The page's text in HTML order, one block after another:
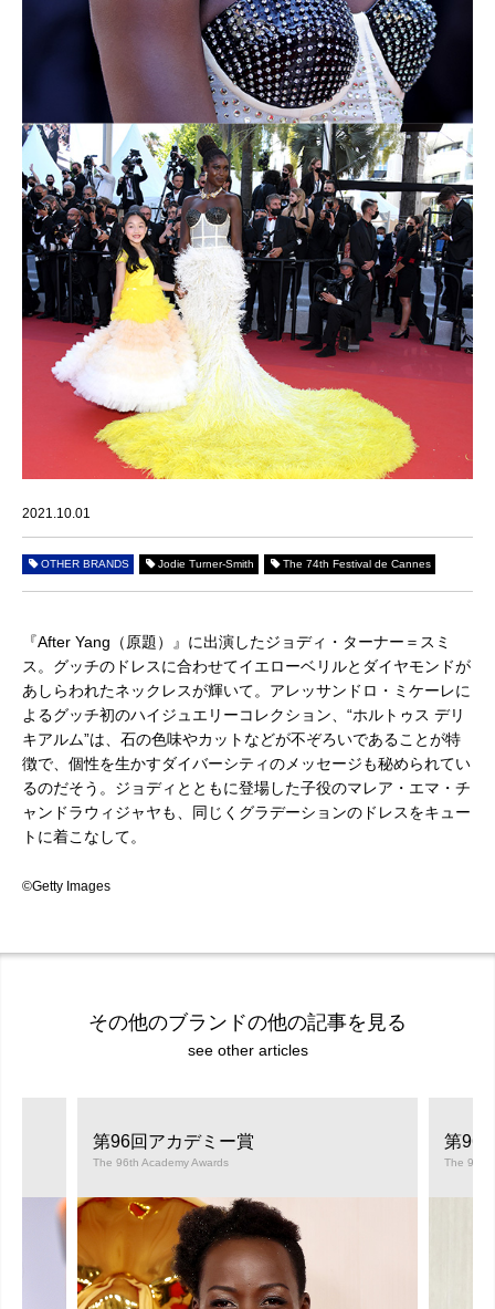
2021.10.01
OTHER BRANDS Jodie Turner-Smith The 74th Festival de Cannes
『After Yang（原題）』に出演したジョディ・ターナー＝スミ
ス。グッチのドレスに合わせてイエローベリルとダイヤモンドが
あしらわれたネックレスが輝いて。アレッサンドロ・ミケーレに
よるグッチ初のハイジュエリーコレクション、“ホルトゥス デリ
キアルム”は、石の色味やカットなどが不ぞろいであることが特
徴で、個性を生かすダイバーシティのメッセージも秘められてい
るのだそう。ジョディとともに登場した子役のマレア・エマ・チ
ャンドラウィジャヤも、同じくグラデーションのドレスをキュー
トに着こなして。
©Getty Images
その他のブランドの他の記事を見る
see other articles
第96回アカデミー賞
The 96th Academy Awards
第96
The 96th